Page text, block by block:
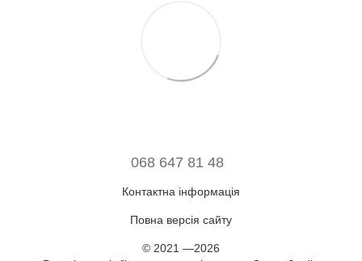
068 647 81 48
Контактна інформація
Повна версія сайту
© 2021 —2026